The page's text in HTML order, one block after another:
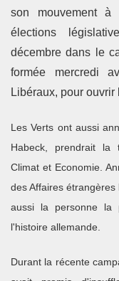
son mouvement à
élections
décembre dans le
formée mercredi
Libéraux, pour
Les Verts ont aussi
Habeck, prendrait la
Climat et Economie.
des Affaires
aussi la personne la
l'histoire allemande.
Durant la récente